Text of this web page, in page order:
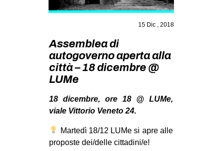
GAZA FREESTYLE
CSOA LAMBRETTA
MSM
STUDENTI TSUNAMI
MILANO
SPAZI
15 Dic , 2018
Assemblea di
autogoverno aperta alla
città – 18 dicembre @
LUMe
18 dicembre, ore 18 @ LUMe,
viale Vittorio Veneto 24.
Martedì 18/12 LUMe si apre alle
proposte dei/delle cittadini/e!